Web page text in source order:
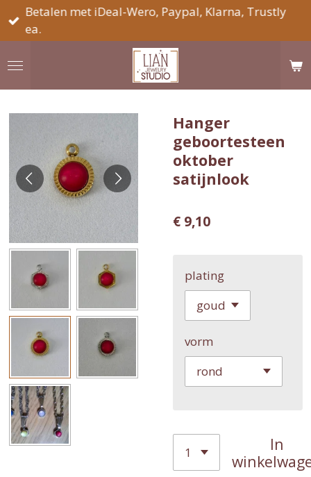
Ga
direct
de
Betalen met iDeal-Wero, Paypal, Klarna, Trustly
ea.
Hanger
geboortesteen
oktober
satijnlook
€ 9,10
plating
vorm
In